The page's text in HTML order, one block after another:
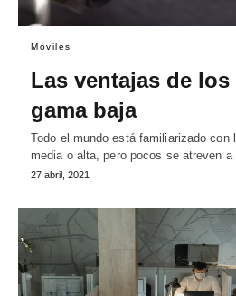
Móviles
Las ventajas de
gama baja
Todo el mundo está familiarizado con
media o alta, pero pocos se atreven a
27 abril, 2021